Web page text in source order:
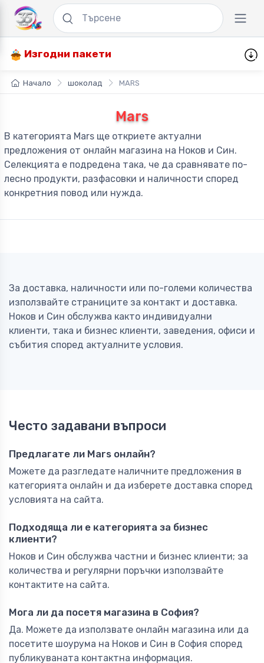
Изгодни пакети
Начало шоколад MARS
Mars
В категорията Mars ще откриете актуални
предложения от онлайн магазина на Ноков и Син.
Селекцията е подредена така, че да сравнявате по-
лесно продукти, разфасовки и наличности според
конкретния повод или нужда.
За доставка, наличности или по-големи количества
използвайте страниците за контакт и доставка.
Ноков и Син обслужва както индивидуални
клиенти, така и бизнес клиенти, заведения, офиси и
събития според актуалните условия.
Често задавани въпроси
Предлагате ли Mars онлайн?
Можете да разгледате наличните предложения в
категорията онлайн и да изберете доставка според
условията на сайта.
Подходяща ли е категорията за бизнес
клиенти?
Ноков и Син обслужва частни и бизнес клиенти; за
количества и регулярни поръчки използвайте
контактите на сайта.
Мога ли да посетя магазина в София?
Да. Можете да използвате онлайн магазина или да
посетите шоурума на Ноков и Син в София според
публикуваната контактна информация.